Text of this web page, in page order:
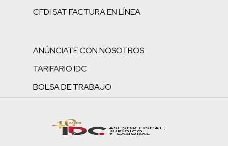
CFDI SAT FACTURA EN LÍNEA
ANÚNCIATE CON NOSOTROS
TARIFARIO IDC
BOLSA DE TRABAJO